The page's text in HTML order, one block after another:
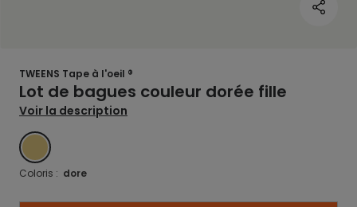
TWEENS Tape à l'oeil ®
Lot de bagues couleur dorée fille
Voir la description
DORE
Coloris : dore